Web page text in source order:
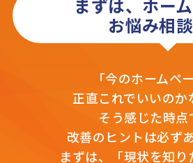
まずは、ホー
お悩み相
「今のホームペー
正直これでいいのか
そう感じた時点
改善のヒントは必ずあ
まずは、「現状を知り